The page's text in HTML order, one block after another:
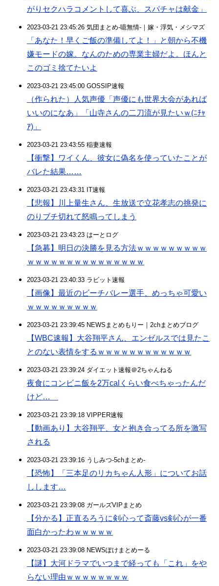
がりセクハラコメントして喜ぶ、スパチャは献金」
2023-03-21 23:45:26 気団まとめ-噫無情-｜嫁・浮気・メシマズ
「あなた！早くご飯の準備してよ！」と朝から不機
嫌モードの嫁。なんのための専業主婦だよ。ほんと
このゴミ捨てたいよ
2023-03-21 23:45:00 GOSSIP速報
（作られた）人気声優「声優にも世界大会があれば
いいのになあ」「山寺さんの二刀流が見たいｗ(ﾆﾁｬ
ｱ)」
2023-03-21 23:43:55 稲妻速報
【衝撃】ワイくん、彼女に偽名を使っていたことが
バレた結果……
2023-03-21 23:43:31 IT速報
【悲報】川上量生さん、生放送で立花孝志の挑発に
のりブチ切れて怒鳴ってしまう
2023-03-21 23:43:23 はーとログ
【急募】明日の決勝を見る方法ｗｗｗｗｗｗｗｗｗ
ｗｗｗｗｗｗｗｗｗｗｗｗｗｗｗ
2023-03-21 23:40:33 ラビット速報
【画像】最近のビーチバレー選手、めっちゃ可愛い
ｗｗｗｗｗｗｗｗｗ
2023-03-21 23:39:45 NEWSまとめもりー｜2chまとめブログ
【WBC速報】大谷翔平さん、エンゼルスでは見たこ
とのない表情をするｗｗｗｗｗｗｗｗｗｗｗｗ
2023-03-21 23:39:24 ダイエット速報＠2ちゃんねる
夜食にコンビニ飯を2万calくらい食べちゃったんだ
けど…
2023-03-21 23:39:18 VIPPER速報
【動画あり】大谷翔平、女と抱き合ってる所を激写
される
2023-03-21 23:39:16 うしみつ-5chまとめ-
【恐怖】「三本足のリカちゃん人形」についてお話
しします…
2023-03-21 23:39:08 ガールズVIPまとめ
【分かる】正直るろうに剣心って斎藤vs剣心が一番
面白かったわｗｗｗｗｗ
2023-03-21 23:39:08 NEWSぽけまとめーる
【謎】大河ドラマでいつまで経っても「これ」をや
らない理由ｗｗｗｗｗｗｗｗ